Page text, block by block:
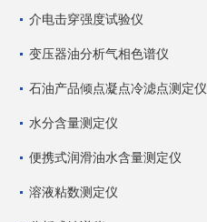
介电击穿强度试验仪
变压器油分析气相色谱仪
石油产品倾点凝点冷滤点测定仪
水分含量测定仪
便携式润滑油水含量测定仪
溶液粘数测定仪